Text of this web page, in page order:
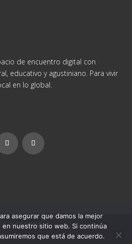
de encuentro digital con
educativo y agustiniano. Para vivir
en lo global.
Y CAMINA
asegurar que damos la mejor
en nuestro sitio web. Si continúa
que está de acuerdo.